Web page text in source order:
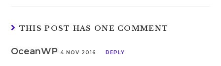
THIS POST HAS ONE COMMENT
OceanWP4 NOV 2016 REPLY